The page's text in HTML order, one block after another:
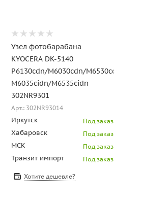
Узел фотобарабана
KYOCERA DK-5140
P6130cdn/M6030cdn/M6530cdn/
M6035cidn/M6535cidn
302NR9301
Арт.: 302NR93014
Иркутск Под заказ
Хабаровск Под заказ
МСК Под заказ
Транзит импорт Под заказ
Хотите дешевле?